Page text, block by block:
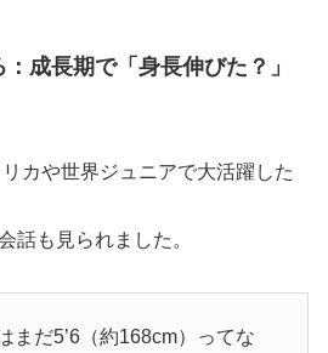
成長期で「身長伸びた？」
カや世界ジュニアで大活躍した
話も見られました。
まだ5’6（約168cm）ってな